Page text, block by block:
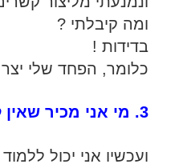
ומה קיבלתי ?
בדידות !
כלומר, הפחד שלי
3. מי אני מכיר שאין לו את הפחד הזה ?
ועכשיו אני יכול